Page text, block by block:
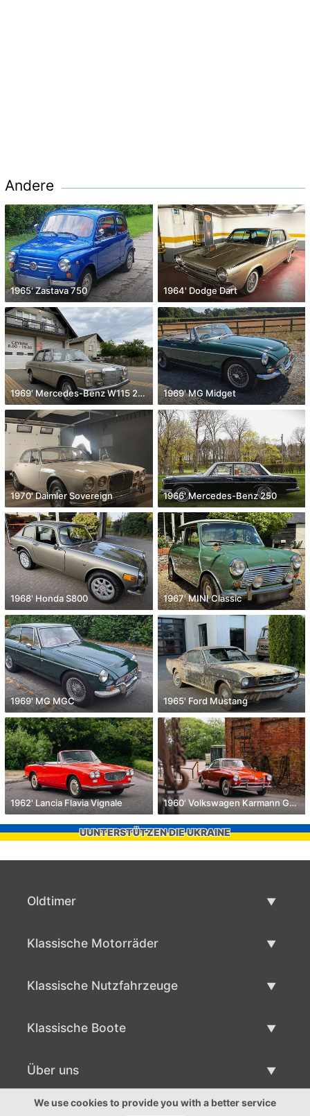
Andere
1965' Zastava 750 1964' Dodge Dart
1969' Mercedes-Benz W115 200 1969' MG Midget
1970' Daimler Sovereign 1966' Mercedes-Benz 250
1968' Honda S800 1967' MINI Classic
1969' MG MGC 1965' Ford Mustang
1962' Lancia Flavia Vignale 1960' Volkswagen Karmann Ghia
UUNTERSTÜTZEN DIE UKRAINE
Oldtimer
Klassische Motorräder
Klassische Nutzfahrzeuge
Klassische Boote
Klassisches Boot verkaufen
Über uns
Über uns
We use cookies to provide you with a better service